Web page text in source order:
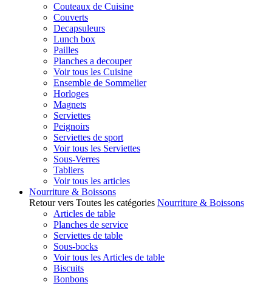
Couteaux de Cuisine
Couverts
Decapsuleurs
Lunch box
Pailles
Planches a decouper
Voir tous les Cuisine
Ensemble de Sommelier
Horloges
Magnets
Serviettes
Peignoirs
Serviettes de sport
Voir tous les Serviettes
Sous-Verres
Tabliers
Voir tous les articles
Nourriture & Boissons
Retour vers Toutes les catégories Nourriture & Boissons
Articles de table
Planches de service
Serviettes de table
Sous-bocks
Voir tous les Articles de table
Biscuits
Bonbons